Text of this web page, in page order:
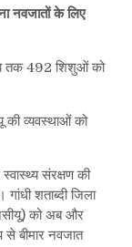
नवजातों के लिए
तक 492 शिशुओं को
की व्यवस्थाओं को
संरक्षण की
शताब्दी जिला
को अब और
बीमार नवजात